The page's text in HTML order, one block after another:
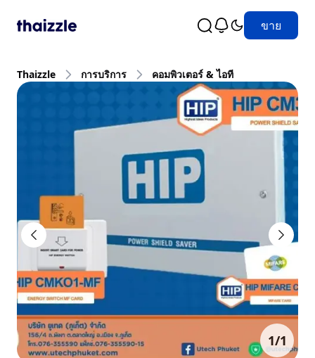
ขาย
Thaizzle การบริการ คอมพิวเตอร์ & ไอที
1/1